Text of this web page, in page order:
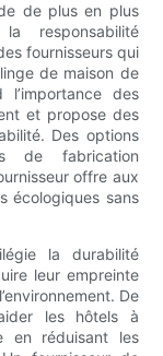
de plus en plus
responsabilité
fournisseurs qui
de maison de
des
et propose des
Des options
de fabrication
offre aux
écologiques sans
la durabilité
leur empreinte
De
les hôtels à
en réduisant les